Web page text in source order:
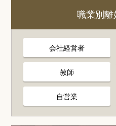
職業別離
会社経営者
教師
自営業